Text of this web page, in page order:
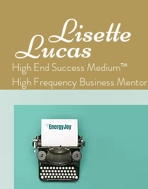
Lisette
Lucas
High End Success Medium™
High Frequency Business Mentor